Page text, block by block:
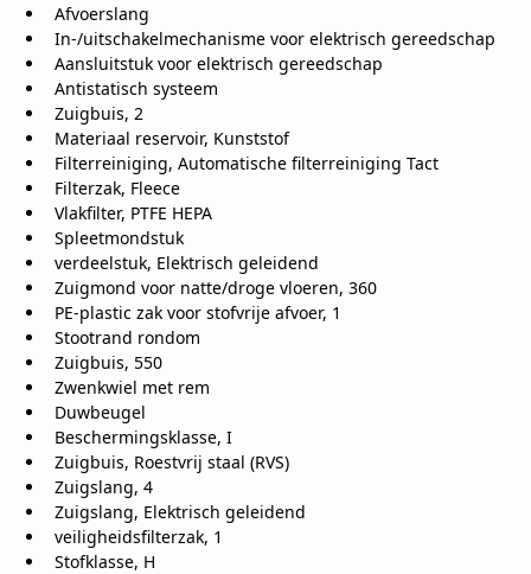
Afvoerslang
In-/uitschakelmechanisme voor elektrisch gereedschap
Aansluitstuk voor elektrisch gereedschap
Antistatisch systeem
Zuigbuis, 2
Materiaal reservoir, Kunststof
Filterreiniging, Automatische filterreiniging Tact
Filterzak, Fleece
Vlakfilter, PTFE HEPA
Spleetmondstuk
verdeelstuk, Elektrisch geleidend
Zuigmond voor natte/droge vloeren, 360
PE-plastic zak voor stofvrije afvoer, 1
Stootrand rondom
Zuigbuis, 550
Zwenkwiel met rem
Duwbeugel
Beschermingsklasse, I
Zuigbuis, Roestvrij staal (RVS)
Zuigslang, 4
Zuigslang, Elektrisch geleidend
veiligheidsfilterzak, 1
Stofklasse, H